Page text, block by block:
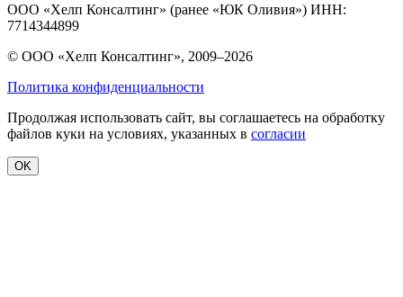
ООО «Хелп Консалтинг» (ранее «ЮК Оливия») ИНН:
7714344899
© ООО «Хелп Консалтинг», 2009–2026
Политика конфиденциальности
Продолжая использовать сайт, вы соглашаетесь на обработку
файлов куки на условиях, указанных в согласии
OK